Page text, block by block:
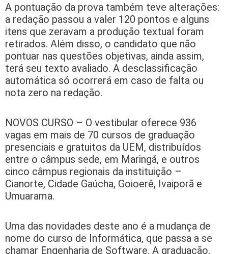
A pontuação da prova também teve alterações:
a redação passou a valer 120 pontos e alguns
itens que zeravam a produção textual foram
retirados. Além disso, o candidato que não
pontuar nas questões objetivas, ainda assim,
terá seu texto avaliado. A desclassificação
automática só ocorrerá em caso de falta ou
nota zero na redação.
NOVOS CURSO – O vestibular oferece 936
vagas em mais de 70 cursos de graduação
presenciais e gratuitos da UEM, distribuídos
entre o câmpus sede, em Maringá, e outros
cinco câmpus regionais da instituição –
Cianorte, Cidade Gaúcha, Goioerê, Ivaiporã e
Umuarama.
Uma das novidades deste ano é a mudança de
nome do curso de Informática, que passa a se
chamar Engenharia de Software. A graduação,